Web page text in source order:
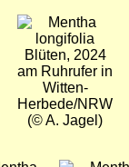
Bild
Blüten, 2024
am Ruhrufer in
Witten-
Herbede/NRW
(© A. Jagel)